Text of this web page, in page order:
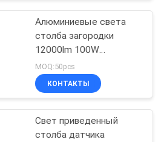
СИД
Алюминиевые света
столба загородки
12000lm 100W
120LM/W солнечные
MOQ:50pcs
КОНТАКТЫ
Свет приведенный
столба датчика